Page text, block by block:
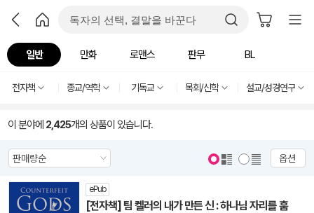
일반 만화 로맨스 판무 BL
전자책 종교/역학 기독교 목회/신학 설교/성경연구
이 분야에 2,425개의 상품이 있습니다.
옵션
ePub
[전자책] 팀 켈러의 내가 만든 신 : 하나님 자리를 훔